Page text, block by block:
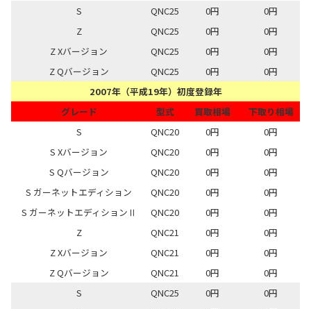
S
QNC25 0円
0円
Z
QNC25 0円
0円
Z Xバージョン
QNC25 0円
0円
Z Qバージョン
QNC25 0円
0円
2007年（平成19年）初度登録年
グレード
型式 買取相場
下取り相場
S
QNC20 0円
0円
S Xバージョン
QNC20 0円
0円
S Qバージョン
QNC20 0円
0円
S ガーネットエディション
QNC20 0円
0円
S ガーネットエディションⅡ
QNC20 0円
0円
Z
QNC21 0円
0円
Z Xバージョン
QNC21 0円
0円
Z Qバージョン
QNC21 0円
0円
S
QNC25 0円
0円